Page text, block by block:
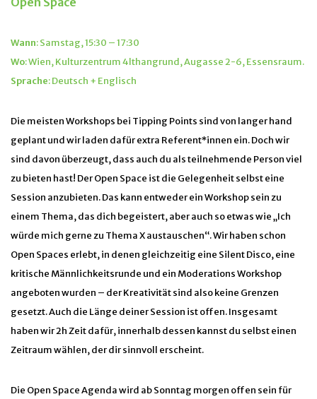
Wann: Samstag, 15:30 – 17:30
Wo: Wien, Kulturzentrum 4lthangrund, Augasse 2-6, Essensraum.
Sprache: Deutsch + Englisch
Die meisten Workshops bei Tipping Points sind von langer hand
geplant und wir laden dafür extra Referent*innen ein. Doch wir
sind davon überzeugt, dass auch du als teilnehmende Person viel
zu bieten hast! Der Open Space ist die Gelegenheit selbst eine
Session anzubieten. Das kann entweder ein Workshop sein zu
einem Thema, das dich begeistert, aber auch so etwas wie „Ich
würde mich gerne zu Thema X austauschen“. Wir haben schon
Open Spaces erlebt, in denen gleichzeitig eine Silent Disco, eine
kritische Männlichkeitsrunde und ein Moderations Workshop
angeboten wurden – der Kreativität sind also keine Grenzen
gesetzt. Auch die Länge deiner Session ist offen. Insgesamt
haben wir 2h Zeit dafür, innerhalb dessen kannst du selbst einen
Zeitraum wählen, der dir sinnvoll erscheint.
Die Open Space Agenda wird ab Sonntag morgen offen sein für